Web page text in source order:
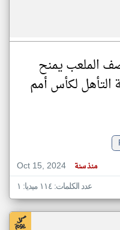
الملعب يمنح
لكأس أمم
Oct 15, 2024
منذ سنة
عدد الكلمات: ١١٤ ميديا: ١